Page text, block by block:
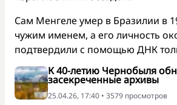
Сам Менгеле умер в Бразилии в
чужим именем, а его личность
подтвердили с помощью ДНК
К 40-летию Чернобыля
засекреченные архивы
25.04.26, 17:40 • 3579 просмотров